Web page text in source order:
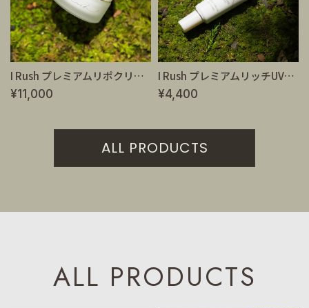
I Rush プレミアムリポクリーム 40g【送料無料】
¥11,000
I Rush プレミアムリッチUVクリーム 35g
¥4,400
ALL PRODUCTS
ALL PRODUCTS